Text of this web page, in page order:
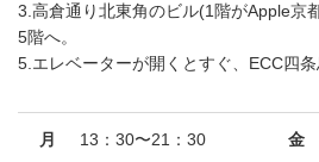
3.高倉通り北東角のビル(1階がApple京
5階へ。
5.エレベーターが開くとすぐ、ECC四条
月 13：30〜21：30 金